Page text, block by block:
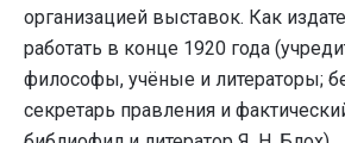
организацией выставок. Как
работать в конце 1920 года
философы, учёные и литераторы;
секретарь правления и